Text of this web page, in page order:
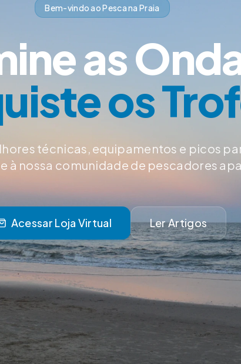
Bem-vindo ao Pesca na Praia
as
os
técnicas, equipamentos e picos
à nossa comunidade de pescadores
Acessar Loja Virtual Ler Artigos